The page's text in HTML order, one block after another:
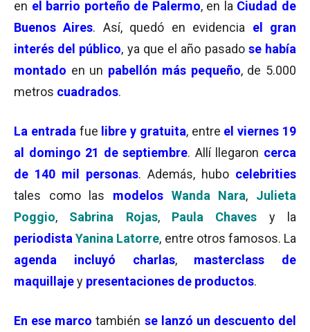
en el barrio porteño de Palermo, en la Ciudad de
Buenos Aires. Así, quedó en evidencia el gran
interés del público, ya que el año pasado se había
montado en un pabellón más pequeño, de 5.000
metros cuadrados.
La entrada fue libre y gratuita, entre el viernes 19
al domingo 21 de septiembre. Allí llegaron cerca
de 140 mil personas. Además, hubo celebrities
tales como las modelos Wanda Nara, Julieta
Poggio, Sabrina Rojas, Paula Chaves
y la
periodista Yanina Latorre, entre otros famosos. La
agenda incluyó charlas, masterclass de
maquillajey presentaciones de productos.
En ese marco también se lanzó un descuento del